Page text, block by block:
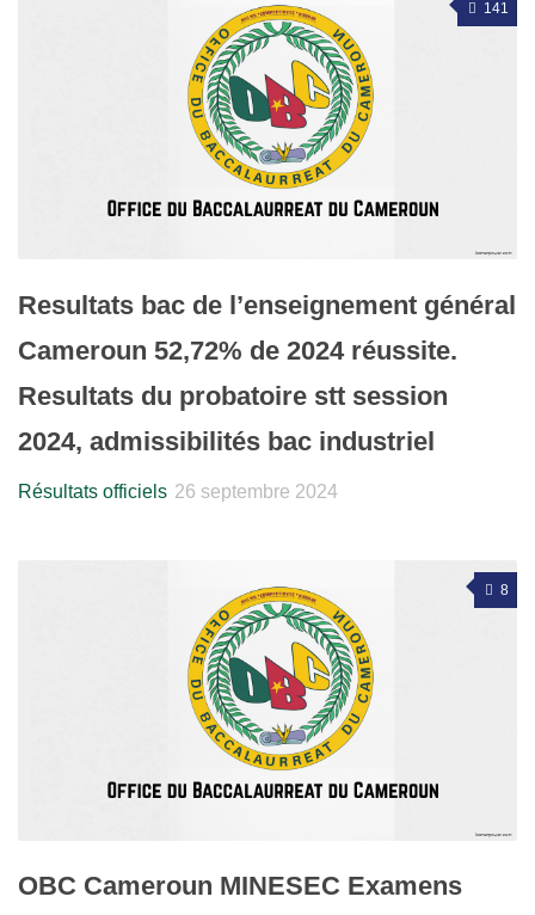
141
Resultats bac de l’enseignement général
Cameroun 52,72% de 2024 réussite.
Resultats du probatoire stt session
2024, admissibilités bac industriel
Résultats officiels 26 septembre 2024
8
OBC Cameroun MINESEC Examens